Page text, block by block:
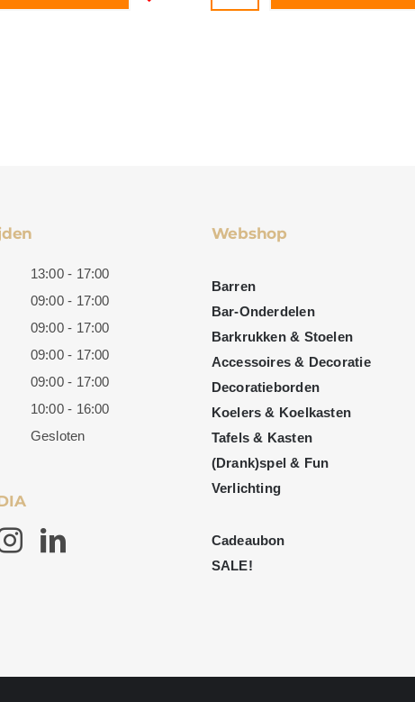
13:00 - 17:00
09:00 - 17:00
09:00 - 17:00
09:00 - 17:00
09:00 - 17:00
10:00 - 16:00
Gesloten
Webshop
Barren
Bar-Onderdelen
Barkrukken & Stoelen
Accessoires & Decoratie
Decoratieborden
Koelers & Koelkasten
Tafels & Kasten
(Drank)spel & Fun
Verlichting
Cadeaubon
SALE!